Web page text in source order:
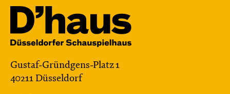
Gustaf-Gründgens-Platz 1
40211 Düsseldorf